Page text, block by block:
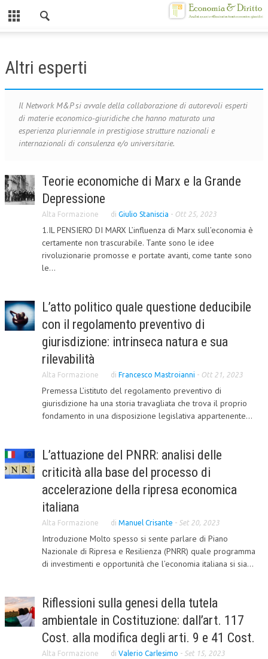
CHI SIAMO
MISSION
CONTATTI
CENTRO STUDI
ATTO COSTITUTIVO E STATUTO
ORGANIZZAZIONE
OBIETTIVI
DIREZIONE SCIENTIFICA
ALTA FORMAZIONE
ARCHIVIO CORSI 2015
DIVENTA SOCIO
BROCHURE CE.S.E.D.
LA RIVISTA
LA RIVISTA
COMITATO EDITORIALE
REDAZIONE
PEER REVIEW
CODICE ETICO
AUTORI
COLLABORA CON NOI
CORPORATE SOCIAL RESPONSIBILITY
ECONOMIA DELL’ARTE
Altri esperti
Il Network M&P si avvale della collaborazione di autorevoli esperti
di materie economico-giuridiche che hanno maturato una
esperienza pluriennale in prestigiose strutture nazionali e
internazionali di consulenza e/o universitarie.
Teorie economiche di Marx e la Grande
Depressione
Alta Formazione di Giulio Staniscia - Ott 25, 2023
1.IL PENSIERO DI MARX L’influenza di Marx sull’economia è
certamente non trascurabile. Tante sono le idee
rivoluzionarie promosse e portate avanti, come tante sono
le...
L’atto politico quale questione deducibile
con il regolamento preventivo di
giurisdizione: intrinseca natura e sua
rilevabilità
Alta Formazione di Francesco Mastroianni - Ott 21, 2023
Premessa L’istituto del regolamento preventivo di
giurisdizione ha una storia travagliata che trova il proprio
fondamento in una disposizione legislativa appartenente...
L’attuazione del PNRR: analisi delle
criticità alla base del processo di
accelerazione della ripresa economica
italiana
Alta Formazione di Manuel Crisante - Set 20, 2023
Introduzione Molto spesso si sente parlare di Piano
Nazionale di Ripresa e Resilienza (PNRR) quale programma
di investimenti e opportunità che l’economia italiana si sia...
Riflessioni sulla genesi della tutela
ambientale in Costituzione: dall’art. 117
Cost. alla modifica degli arti. 9 e 41 Cost.
Alta Formazione di Valerio Carlesimo - Set 15, 2023